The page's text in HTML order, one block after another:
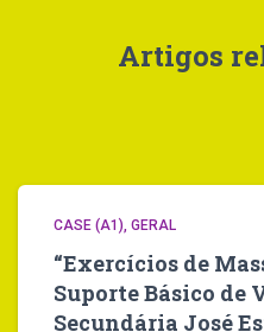
Artigos
CASE (A1) GERAL
“Exercícios de
Suporte Básico de
Secundária José